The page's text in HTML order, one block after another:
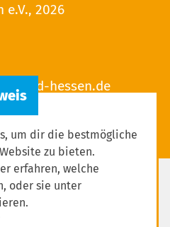
e.V., 2026
um dir die bestmögliche
zu bieten.
erfahren, welche
oder sie unter